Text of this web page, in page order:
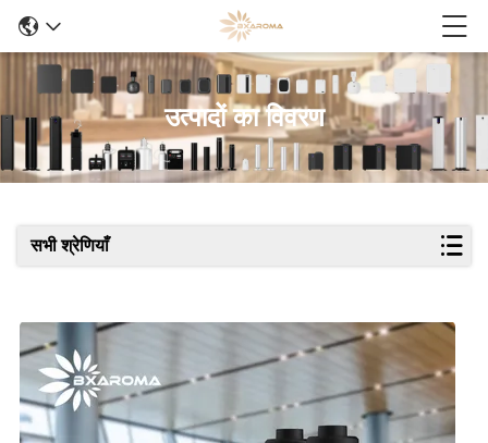
उत्पादों का विवरण
सभी श्रेणियाँ